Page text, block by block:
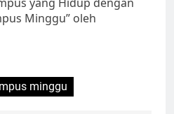
Minggu” oleh
minggu